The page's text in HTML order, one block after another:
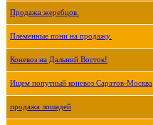
Продажа жеребцов.
Племенные пони на продажу.
Коневоз на Дальний Восток!
Ищем попутный коневоз Саратов-Москва
продажа лошадей